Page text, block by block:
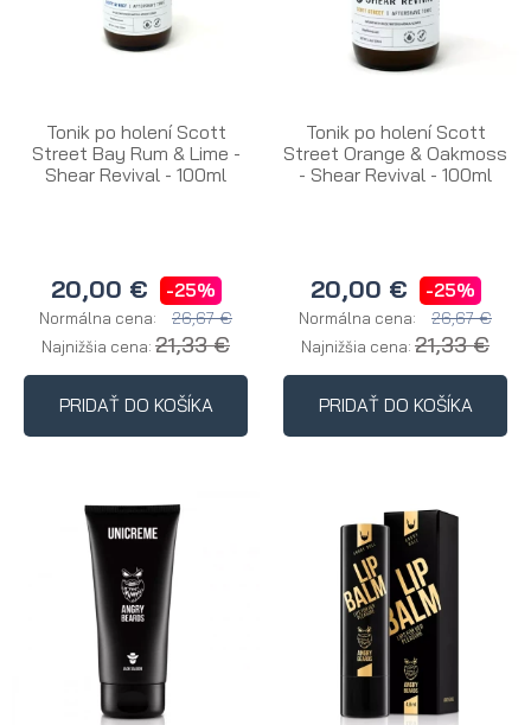
Tonik po holení Scott
Street Bay Rum & Lime -
Shear Revival - 100ml
20,00 € -25%
Normálna cena: 26,67 €
Najnižšia cena: 21,33 €
PRIDAŤ DO KOŠÍKA
Tonik po holení Scott
Street Orange & Oakmoss
- Shear Revival - 100ml
20,00 € -25%
Normálna cena: 26,67 €
Najnižšia cena: 21,33 €
PRIDAŤ DO KOŠÍKA